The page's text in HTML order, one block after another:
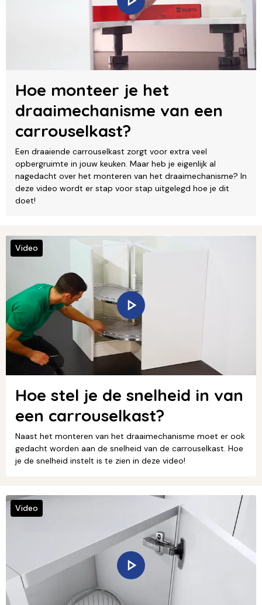
Hoe monteer je het
draaimechanisme van een
carrouselkast?
Een draaiende carrouselkast zorgt voor extra veel
opbergruimte in jouw keuken. Maar heb je eigenlijk al
nagedacht over het monteren van het draaimechanisme? In
deze video wordt er stap voor stap uitgelegd hoe je dit
doet!
Hoe stel je de snelheid in van
een carrouselkast?
Naast het monteren van het draaimechanisme moet er ook
gedacht worden aan de snelheid van de carrouselkast. Hoe
je de snelheid instelt is te zien in deze video!
Video
Video